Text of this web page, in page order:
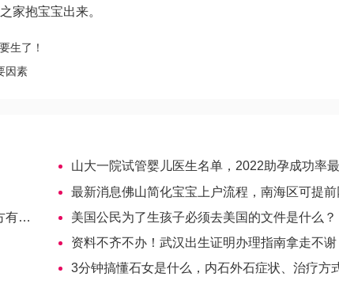
家抱宝宝出来。
生了！
因素
山大一院试管婴儿医生名单，2022助孕成功率最高的大夫
最新消息佛山简化宝宝上户流程，南海区可提前网上预
？
美国公民为了生孩子必须去美国的文件是什么？
资料不齐不办！武汉出生证明办理指南拿走不谢
3分钟搞懂石女是什么，内石外石症状、治疗方式均不